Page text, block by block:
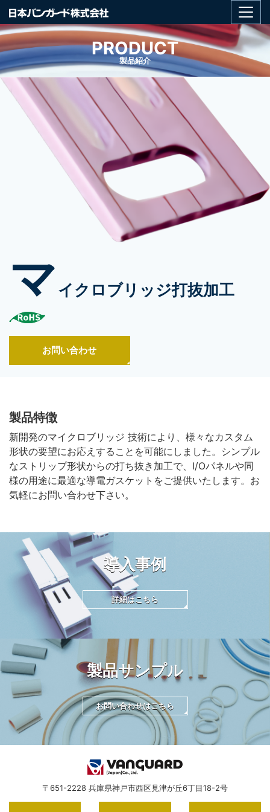
PRODUCT
製品紹介
マイクロブリッジ打抜加工
お問い合わせ
製品特徴
新開発のマイクロブリッジ 技術により、様々なカスタム
形状の要望にお応えすることを可能にしました。シンプル
なストリップ形状からの打ち抜き加工で、I/Oパネルや同
様の用途に最適な導電ガスケットをご提供いたします。お
気軽にお問い合わせ下さい。
導入事例
詳細はこちら
製品サンプル
お問い合わせはこちら
〒651-2228 兵庫県神戸市西区見津が丘6丁目18-2号